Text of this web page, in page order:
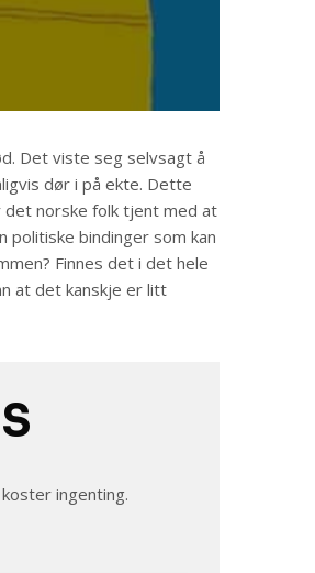
Det viste seg selvsagt å
dør i på ekte. Dette
det norske folk tjent med at
politiske bindinger som kan
Finnes det i det hele
at det kanskje er litt
ingenting.